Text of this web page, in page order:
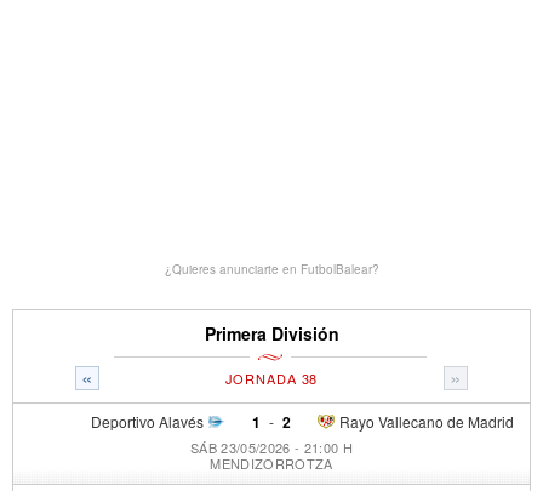
¿Quieres anunciarte en FutbolBalear?
Primera División
« »
JORNADA 38
Deportivo Alavés 1 - Rayo Vallecano de Madrid
2
SÁB 23/05/2026 - 21:00 H
MENDIZORROTZA